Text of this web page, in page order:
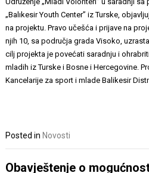
„Balıkesir Youth Center” iz Turske,
na projektu. Pravo učešća i prijave na
njih 10, sa područja grada Visoko,
cilj projekta je povećati saradnju i
mladih iz Turske i Bosne i Hercegovine.
Kancelarije za sport i mlade Balikesir
Posted in Novosti
Obavještenje o